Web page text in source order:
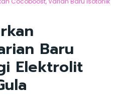
Baru
Elektrolit